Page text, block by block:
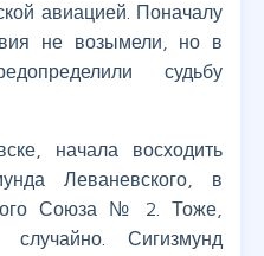
авиацией. Поначалу
не возымели, но в
судьбу
начала восходить
Леваневского, в
Союза № 2. Тоже,
Сигизмунд